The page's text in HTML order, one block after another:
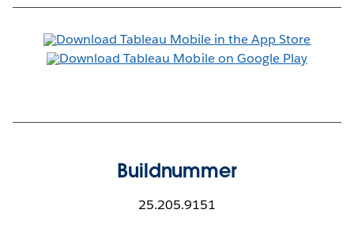
Buildnummer
25.205.9151